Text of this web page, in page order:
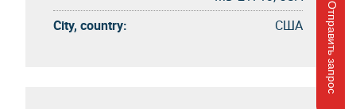
Отправить запрос
City, country:
США